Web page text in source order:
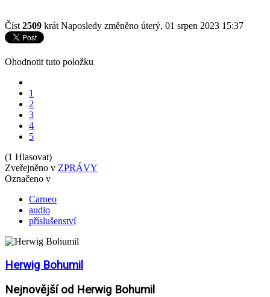
Číst 2509 krát Naposledy změněno úterý, 01 srpen 2023 15:37
Ohodnotit tuto položku
1
2
3
4
5
(1 Hlasovat)
Zveřejněno v ZPRÁVY
Označeno v
Carneo
audio
příslušenství
Herwig Bohumil
Nejnovější od Herwig Bohumil